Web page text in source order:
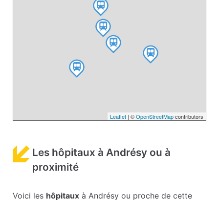
Leaflet| ©OpenStreetMapcontributors
Les hôpitaux à Andrésy ou à
proximité
Voici les hôpitaux à Andrésy ou proche de cette